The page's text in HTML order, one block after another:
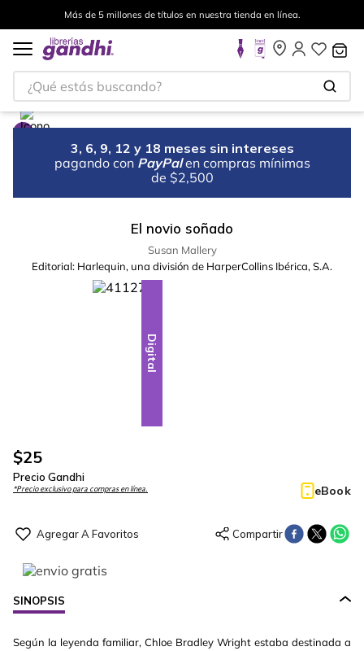
Más de 5 millones de títulos en nuestra tienda en línea.
¿Qué estás buscando?
3, 6, 9, 12 y 18 meses sin intereses
pagando con PayPal en compras mínimas
de $2,500
El novio soñado
Susan Mallery
Editorial: Harlequin, una división de HarperCollins Ibérica, S.A.
Digital
$25
Precio Gandhi
*Precio exclusivo para compras en línea. eBook
SINOPSIS
Según la leyenda familiar, Chloe Bradley Wright estaba destinada a